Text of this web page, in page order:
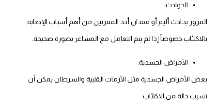
الحوادث:
المرور بحادث أليم أو فقدان أحد المقربين من أهم أسباب الإصابة
بالاكتئاب خصوصاً إذا لم يتم التعامل مع المشاعر بصورة صحيحة.
الأمراض الجسدية:
بعض الأمراض الجسدية مثل الأزمات القلبية والسرطان يمكن أن
تسبب حالة من الاكتئاب.